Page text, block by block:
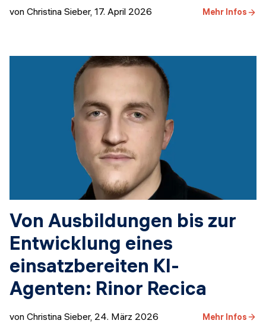
von Christina Sieber, 17. April 2026 Mehr Infos
Von Ausbildungen bis zur
Entwicklung eines
einsatzbereiten KI-
Agenten: Rinor Recica
von Christina Sieber, 24. März 2026 Mehr Infos